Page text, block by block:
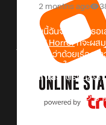
2 months ago
ฤดูร้อนนี้ฉันจะอยู่กับเธอ
Survival Horrorที่จะผส
ไว้ด้วยกัน ว่าด้วยเรื่อง
สาวสูง 8 ฟุต ในตำนาน
Steam แล้ว เตรียมลุยภ
『彼女はいつも
ものすごく大き